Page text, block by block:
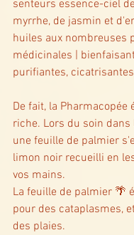
senteurs essence-ciel
myrrhe, de jasmin et
huiles aux nombreuses
médicinales |
purifiantes,
De fait, la Pharmacopée
riche. Lors du soin dans
une feuille de palmier
limon noir recueilli en
vos mains.
La feuille de palmier 🌴
pour des cataplasmes,
des plaies.